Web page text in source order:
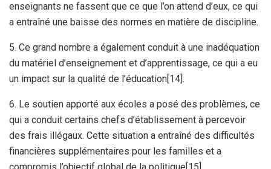
enseignants ne fassent que ce que l’on attend d’eux, ce qui
a entraîné une baisse des normes en matière de discipline.
5. Ce grand nombre a également conduit à une inadéquation
du matériel d’enseignement et d’apprentissage, ce qui a eu
un impact sur la qualité de l’éducation[14].
6. Le soutien apporté aux écoles a posé des problèmes, ce
qui a conduit certains chefs d’établissement à percevoir
des frais illégaux. Cette situation a entraîné des difficultés
financières supplémentaires pour les familles et a